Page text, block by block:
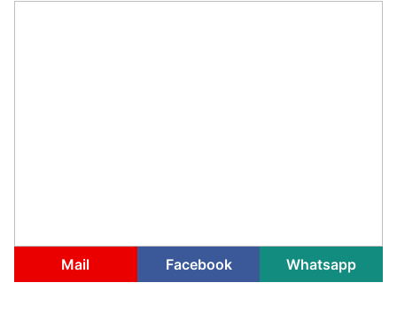
Mail Facebook Whatsapp